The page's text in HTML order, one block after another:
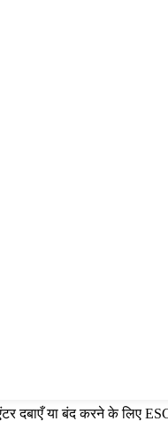
दबाएँ या बंद करने के लिए